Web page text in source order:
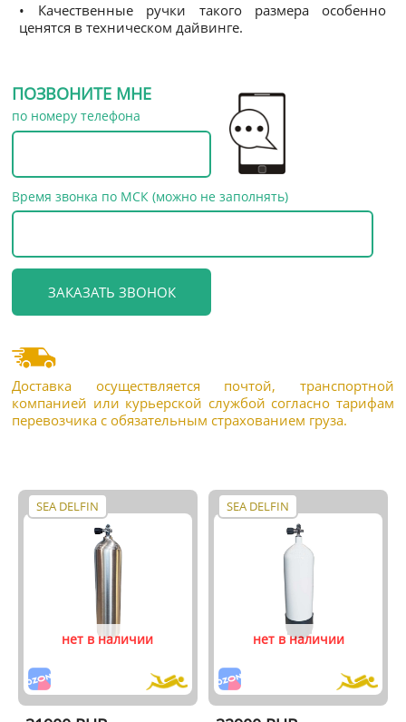
• Качественные ручки такого размера особенно
ценятся в техническом дайвинге.
ПОЗВОНИТЕ МНЕ
по номеру телефона
Время звонка по МСК (можно не заполнять)
Доставка осуществляется почтой, транспортной
компанией или курьерской службой согласно тарифам
перевозчика с обязательным страхованием груза.
SEA DELFIN
нет в наличии
SEA DELFIN
нет в наличии